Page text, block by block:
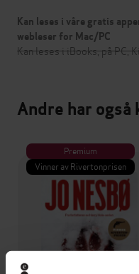
Kan leses i våre gratis
webleser for Mac/PC
Kan leses i iBooks, på PC,
Andre har også
Premium
Vinner av Rivertonprisen